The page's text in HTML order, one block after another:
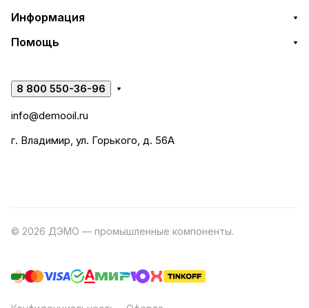
Информация
Помощь
8 800 550-36-96
info@demooil.ru
г. Владимир, ул. Горького, д. 56А
© 2026 ДЭМО — промышленные компоненты.